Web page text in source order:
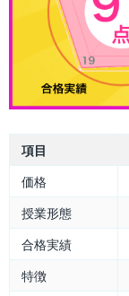
項目
価格
授業形態
合格実績
特徴